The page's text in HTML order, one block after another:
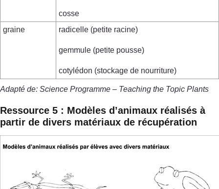
cosse
graine
radicelle (petite racine)
gemmule (petite pousse)
cotylédon (stockage de nourriture)
Adapté de: Science Programme – Teaching the Topic Plants
Ressource 5 : Modèles d’animaux réalisés à
partir de divers matériaux de récupération